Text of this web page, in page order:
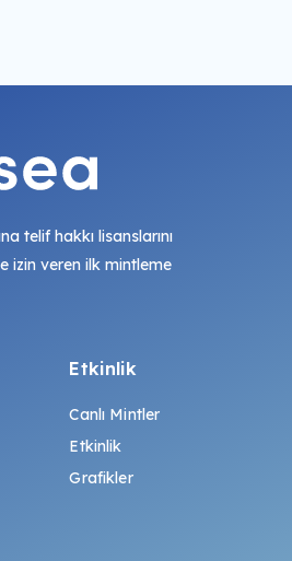
telif hakkı lisanslarını
izin veren ilk mintleme
Etkinlik
Canlı Mintler
Etkinlik
Grafikler